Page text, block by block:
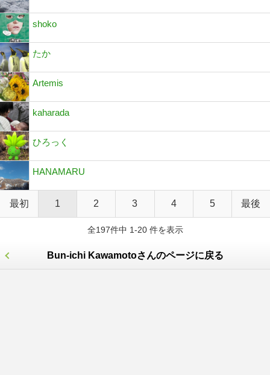
shoko
たか
Artemis
kaharada
ひろっく
HANAMARU
最初 1 2 3 4 5 最後
全197件中 1-20 件を表示
Bun-ichi Kawamotoさんのページに戻る